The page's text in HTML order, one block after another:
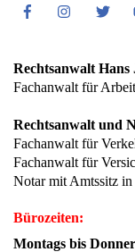
FacebookInstagramTwitter
Rechtsanwalt
Fachanwalt für
Rechtsanwalt und
Fachanwalt für
Fachanwalt für
Notar mit Amtssitz
Bürozeiten:
Montags bis